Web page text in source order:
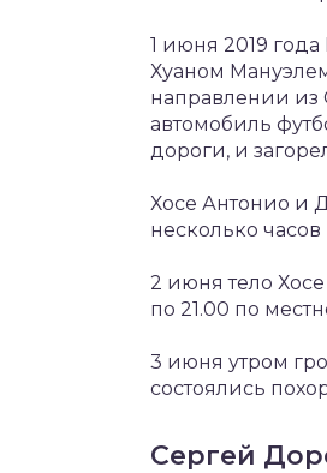
1 июня 2019
Хуаном
направлении из
автомобиль
дороги, и
Хосе Антонио и
несколько
2 июня тело
по 21.00 по
3 июня утром
состоялись
Сергей